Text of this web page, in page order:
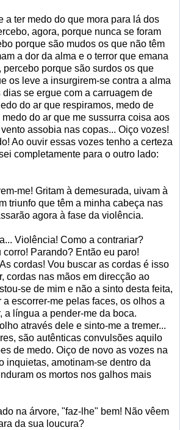
a ter medo do que mora para lá dos
agora, porque nunca se foram
porque são mudos os que não têm
a dor da alma e o terror que emana
percebo porque são surdos os que
os leve a insurgirem-se contra a alma
se ergue com a carruagem de
do ar que respiramos, medo de
do ar que me sussurra coisa aos
assobia nas copas... Oiço vozes!
Ao ouvir essas vozes tenho a certeza
completamente para o outro lado:
me! Gritam à demesurada, uivam à
triunfo que têm a minha cabeça nas
agora à fase da violência.
Violência! Como a contrariar?
Parando? Então eu paro!
cordas! Vou buscar as cordas é isso
cordas nas mãos em direcção ao
se de mim e não a sinto desta feita,
escorrer-me pelas faces, os olhos a
a língua a pender-me da boca.
através dele e sinto-me a tremer...
são autênticas convulsões aquilo
de medo. Oiço de novo as vozes na
inquietas, amotinam-se dentro da
os mortos nos galhos mais
na árvore, "faz-lhe" bem! Não vêem
da sua loucura?